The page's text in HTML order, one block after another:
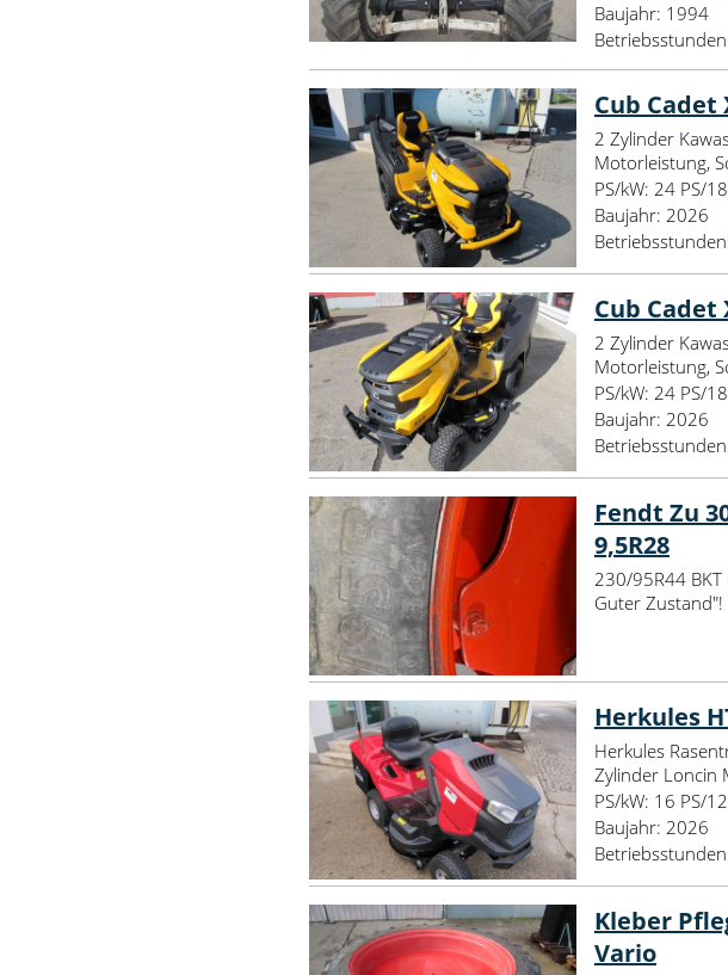
Baujahr: 1994
Cub Cadet
2 Zylinder
Motorleistung,
PS/kW: 24 PS/
Baujahr: 2026
Cub Cadet
2 Zylinder
Motorleistung,
PS/kW: 24 PS/
Baujahr: 2026
Fendt Zu
9,5R28
230/95R44 BKT
Guter Zustand"!
Herkules
Herkules
Zylinder Loncin
PS/kW: 16 PS/
Baujahr: 2026
Kleber
Vario